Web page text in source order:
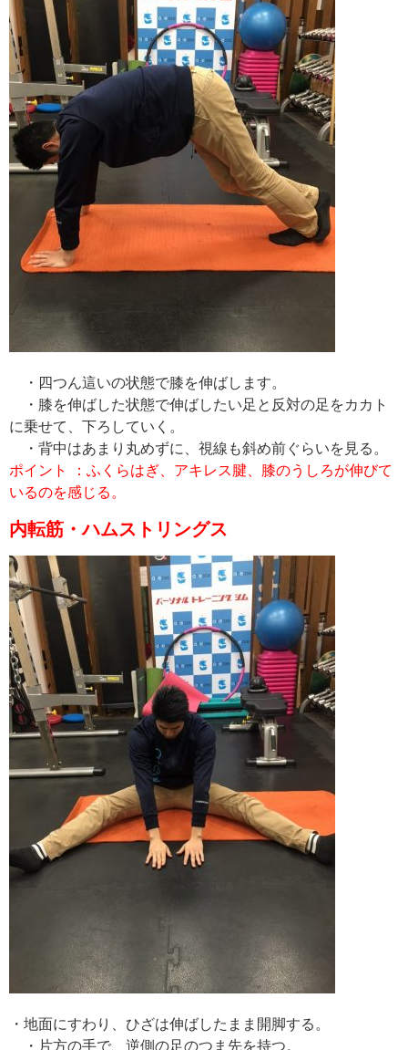
・四つん這いの状態で膝を伸ばします。
・膝を伸ばした状態で伸ばしたい足と反対の足をカカト
に乗せて、下ろしていく。
・背中はあまり丸めずに、視線も斜め前ぐらいを見る。
ポイント ：ふくらはぎ、アキレス腱、膝のうしろが伸びて
いるのを感じる。
内転筋・ハムストリングス
・地面にすわり、ひざは伸ばしたまま開脚する。
・片方の手で、逆側の足のつま先を持つ。